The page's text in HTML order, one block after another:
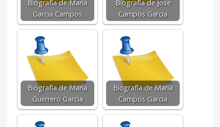
Biografía de Maria
Garcia Campos
Biografía de Jose
Campos Garcia
Biografía de Maria
Guerrero Garcia
Biografía de Maria
Campos Garcia